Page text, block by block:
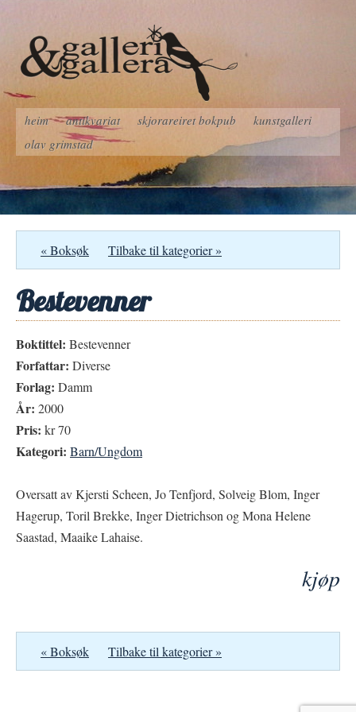
heim antikvariat skjorareiret bokpub
kunstgalleri
olav grimstad
« Boksøk Tilbake til kategorier »
Bestevenner
Boktittel: Bestevenner
Forfattar: Diverse
Forlag: Damm
År: 2000
Pris: kr 70
Kategori: Barn/Ungdom
Oversatt av Kjersti Scheen, Jo Tenfjord, Solveig Blom, Inger
Hagerup, Toril Brekke, Inger Dietrichson og Mona Helene
Saastad, Maaike Lahaise.
kjøp
« Boksøk Tilbake til kategorier »